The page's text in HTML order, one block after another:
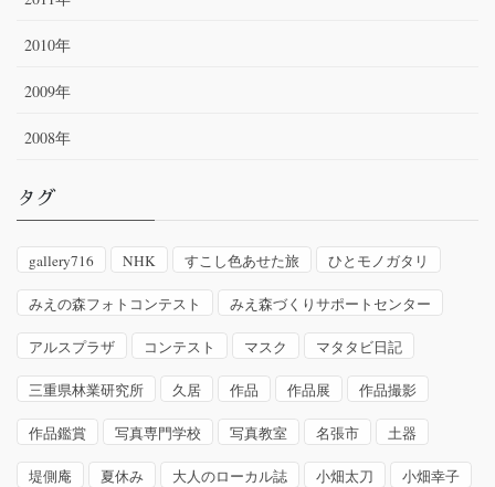
2010年
2009年
2008年
タグ
gallery716 NHK すこし色あせた旅 ひとモノガタリ
みえの森フォトコンテスト みえ森づくりサポートセンター
アルスプラザ コンテスト マスク マタタビ日記
三重県林業研究所 久居 作品 作品展 作品撮影
作品鑑賞 写真専門学校 写真教室 名張市 土器
堤側庵 夏休み 大人のローカル誌 小畑太刀 小畑幸子